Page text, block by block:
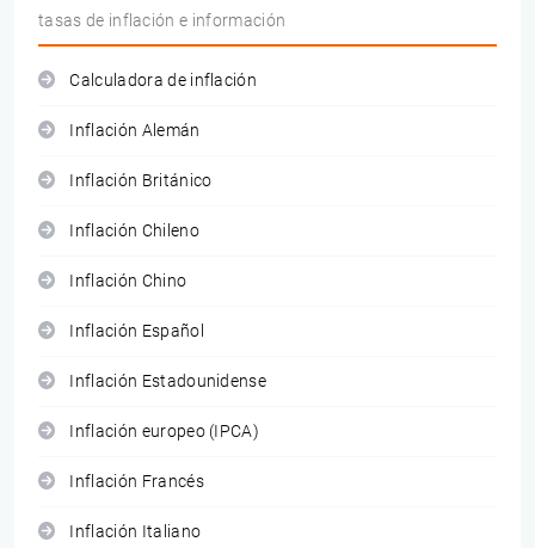
tasas de inflación e información
Calculadora de inflación
Inflación Alemán
Inflación Británico
Inflación Chileno
Inflación Chino
Inflación Español
Inflación Estadounidense
Inflación europeo (IPCA)
Inflación Francés
Inflación Italiano